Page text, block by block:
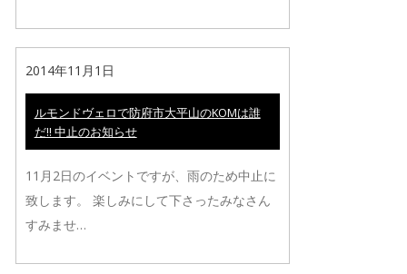
2014年11月1日
ルモンドヴェロで防府市大平山のKOMは誰
だ!! 中止のお知らせ
11月2日のイベントですが、雨のため中止に
致します。 楽しみにして下さったみなさん
すみませ…